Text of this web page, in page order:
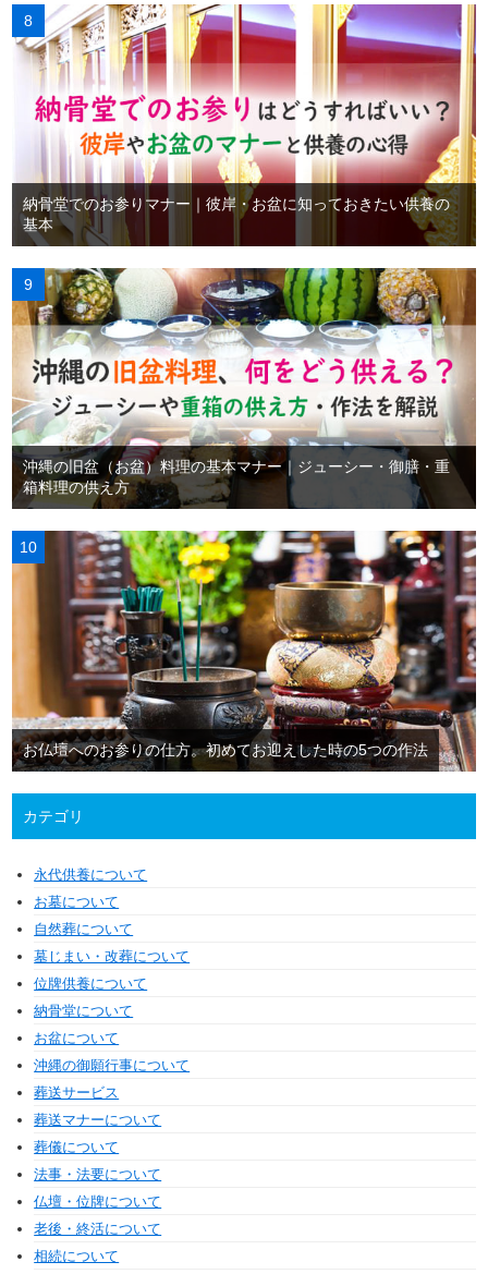
納骨堂でのお参りマナー｜彼岸・お盆に知っておきたい供養の
基本
沖縄の旧盆（お盆）料理の基本マナー｜ジューシー・御膳・重
箱料理の供え方
お仏壇へのお参りの仕方。初めてお迎えした時の5つの作法
カテゴリ
永代供養について
お墓について
自然葬について
墓じまい・改葬について
位牌供養について
納骨堂について
お盆について
沖縄の御願行事について
葬送サービス
葬送マナーについて
葬儀について
法事・法要について
仏壇・位牌について
老後・終活について
相続について